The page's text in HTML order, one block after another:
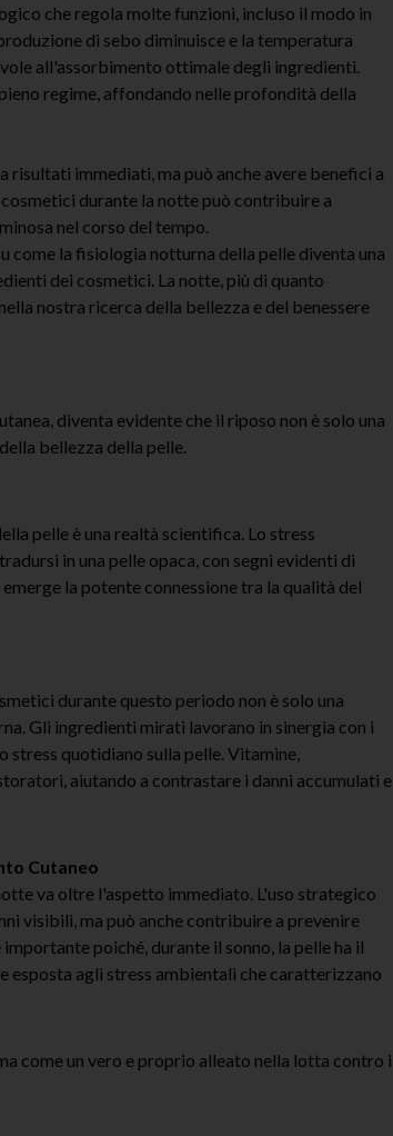
che regola molte funzioni, incluso il modo in
di sebo diminuisce e la temperatura
all'assorbimento ottimale degli ingredienti.
regime, affondando nelle profondità della
immediati, ma può anche avere benefici a
durante la notte può contribuire a
nel corso del tempo.
come la fisiologia notturna della pelle diventa una
dei cosmetici. La notte, più di quanto
nostra ricerca della bellezza e del benessere
diventa evidente che il riposo non è solo una
bellezza della pelle.
pelle è una realtà scientifica. Lo stress
in una pelle opaca, con segni evidenti di
la potente connessione tra la qualità del
durante questo periodo non è solo una
Gli ingredienti mirati lavorano in sinergia con i
quotidiano sulla pelle. Vitamine,
aiutando a contrastare i danni accumulati e
Cutaneo
va oltre l'aspetto immediato. L'uso strategico
visibili, ma può anche contribuire a prevenire
poiché, durante il sonno, la pelle ha il
esposta agli stress ambientali che caratterizzano
come un vero e proprio alleato nella lotta contro i